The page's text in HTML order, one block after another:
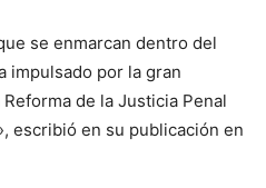
se enmarcan dentro del
impulsado por la gran
de la Justicia Penal
escribió en su publicación en